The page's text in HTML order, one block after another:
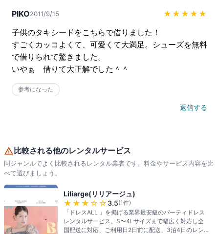
PIKO2011/9/15
★★★★★
子供のタキシードをこちらで借りました！
すごくカッコよくて、可愛くて大満足。シューズを無料
で借りられて驚きました。
いやぁ　借りて大正解でした＾＾
参考になった
返信する
比較される他のレンタルサービス
同ジャンルでよく比較されるレンタル業者です。料金やサービス内容を比
べて選びましょう。
Liliarge(リリアージュ)
★★★ ☆☆ 3.5(1件)
「ドレスALL 」を掲げる業界最安級のパーティドレス
レンタルサービス。S〜4Lサイズまで幅広く対応し全
国配送に対応、ご利用日2日前に配送、3泊4日のレン